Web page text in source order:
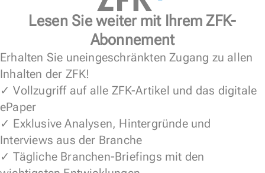
Lesen Sie weiter mit Ihrem ZFK-
Abonnement
Erhalten Sie uneingeschränkten Zugang zu allen
Inhalten der ZFK!
✓ Vollzugriff auf alle ZFK-Artikel und das digitale
ePaper
✓ Exklusive Analysen, Hintergründe und
Interviews aus der Branche
✓ Tägliche Branchen-Briefings mit den